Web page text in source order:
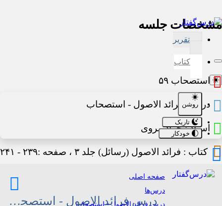
تقرير
کتاب
روشن
تاریک
صفحه اصلی
درس‌ها
درس فرائد الاصول - استصحاب
درس فرائد الاصول - استصحاب
مشخصات جلسه
استصحاب ۵۹
درس :فرائد الاصول - استصحاب
استاد :جواد مروی
کتاب : فرائد الاصول (رسائل) جلد ۳ ، صفحه :۲۳۹ - ۲۴۱
بیان اساتید دیگر در این مبحث